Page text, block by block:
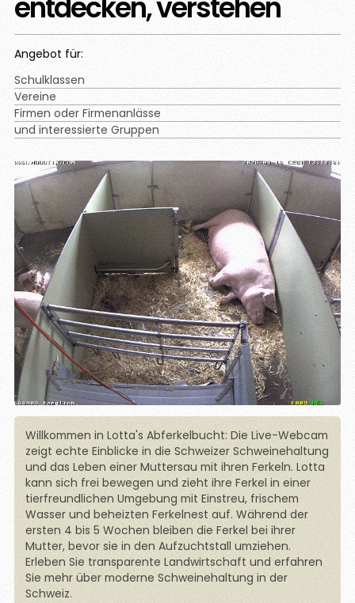
entdecken, verstehen
Angebot für:
Schulklassen
Vereine
Firmen oder Firmenanlässe
und interessierte Gruppen
Willkommen in Lotta's Abferkelbucht: Die Live-Webcam
zeigt echte Einblicke in die Schweizer Schweinehaltung
und das Leben einer Muttersau mit ihren Ferkeln. Lotta
kann sich frei bewegen und zieht ihre Ferkel in einer
tierfreundlichen Umgebung mit Einstreu, frischem
Wasser und beheizten Ferkelnest auf. Während der
ersten 4 bis 5 Wochen bleiben die Ferkel bei ihrer
Mutter, bevor sie in den Aufzuchtstall umziehen.
Erleben Sie transparente Landwirtschaft und erfahren
Sie mehr über moderne Schweinehaltung in der
Schweiz.